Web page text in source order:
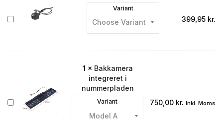
Bakkamera
Variant
399,95 kr.
Bakkamera
integreret
1 × Bakkamera
integreret i
nummerpladen
Variant 750,00 kr. Inkl. Moms